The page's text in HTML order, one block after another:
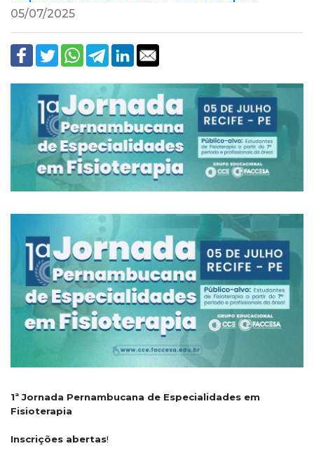
05/07/2025
1ª Jornada Pernambucana de Especialidades em
Fisioterapia
Inscrições abertas!